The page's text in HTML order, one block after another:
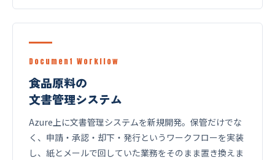
Document Workflow
食品原料の
文書管理システム
Azure上に文書管理システムを新規開発。保管だけでな
く、申請・承認・却下・発行というワークフローを実装
し、紙とメールで回していた業務をそのまま置き換えま